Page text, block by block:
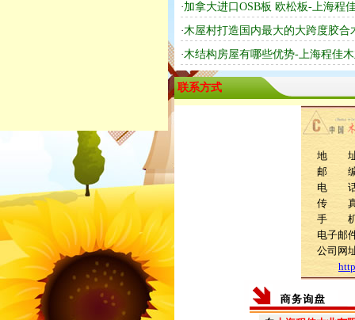
·加拿大进口OSB板 欧松板-上海程
·木屋村打造国内最大的大跨度胶
·木结构房屋有哪些优势-上海程佳
联系方式
地 址
邮 编
电 话
传 真
手 机
电子邮
公司网